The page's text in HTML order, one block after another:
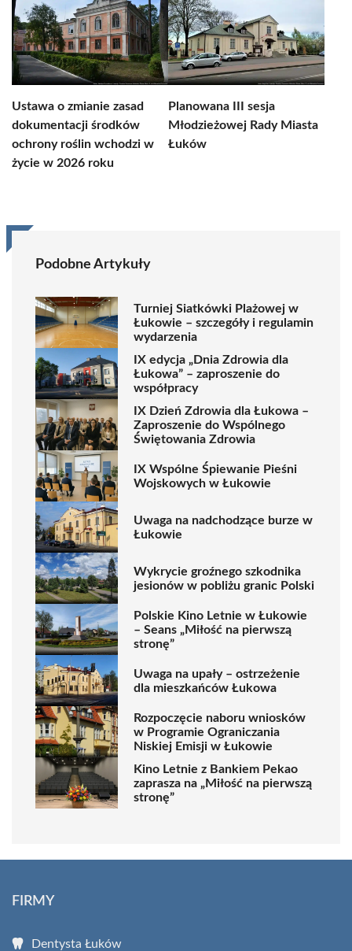
Ustawa o zmianie zasad
dokumentacji środków
ochrony roślin wchodzi w
życie w 2026 roku
Planowana III sesja
Młodzieżowej Rady Miasta
Łuków
Podobne Artykuły
Turniej Siatkówki Plażowej w
Łukowie – szczegóły i regulamin
wydarzenia
IX edycja „Dnia Zdrowia dla
Łukowa” – zaproszenie do
współpracy
IX Dzień Zdrowia dla Łukowa –
Zaproszenie do Wspólnego
Świętowania Zdrowia
IX Wspólne Śpiewanie Pieśni
Wojskowych w Łukowie
Uwaga na nadchodzące burze w
Łukowie
Wykrycie groźnego szkodnika
jesionów w pobliżu granic Polski
Polskie Kino Letnie w Łukowie
– Seans „Miłość na pierwszą
stronę”
Uwaga na upały – ostrzeżenie
dla mieszkańców Łukowa
Rozpoczęcie naboru wniosków
w Programie Ograniczania
Niskiej Emisji w Łukowie
Kino Letnie z Bankiem Pekao
zaprasza na „Miłość na pierwszą
stronę”
FIRMY
Dentysta Łuków